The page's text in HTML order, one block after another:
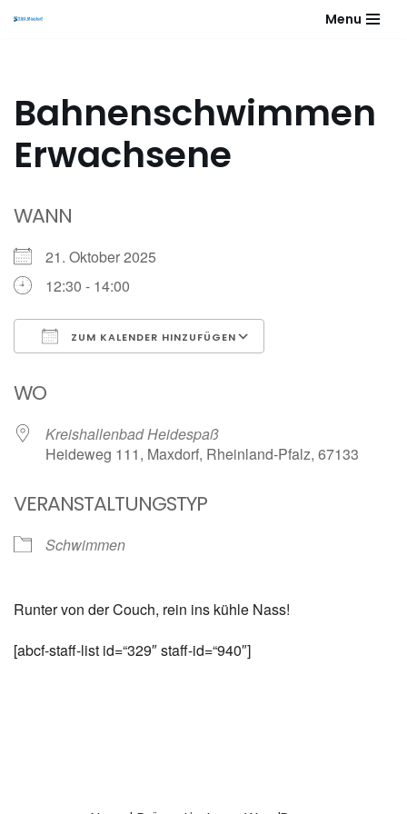
Menu
Bahnenschwimmen
Erwachsene
WANN
21. Oktober 2025
12:30 - 14:00
ZUM KALENDER HINZUFÜGEN
WO
Kreishallenbad Heidespaß
Heideweg 111, Maxdorf, Rheinland-Pfalz, 67133
VERANSTALTUNGSTYP
Schwimmen
Runter von der Couch, rein ins kühle Nass!
[abcf-staff-list id=“329″ staff-id=“940″]